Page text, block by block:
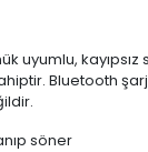
uyumlu,
Bluetooth
söner